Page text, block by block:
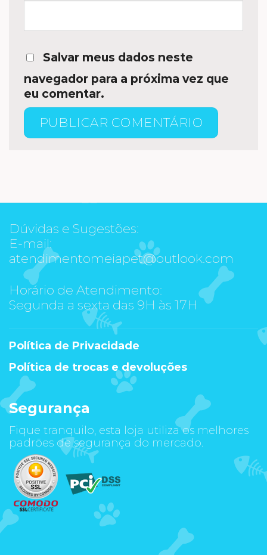
Salvar meus dados neste
navegador para a próxima vez que
eu comentar.
Dúvidas e Sugestões:
E-mail:
atendimentomeiapet@outlook.com
Horário de Atendimento:
Segunda a sexta das 9H às 17H
Política de Privacidade
Política de trocas e devoluções
Segurança
Fique tranquilo, esta loja utiliza os melhores
padrões de segurança do mercado.